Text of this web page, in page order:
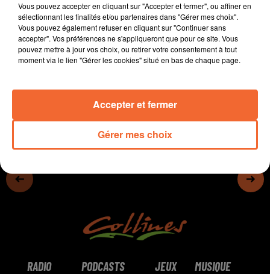
Les Chamois Niortais se sont imposés 2 à 0 hier soir à
Caen.
Victoire précieuse de Cholet Basket hier soir à Fos-sur-
Mer.
RADIO PODCASTS JEUX MUSIQUE
Vous pouvez accepter en cliquant sur "Accepter et fermer", ou affiner en
sélectionnant les finalités et/ou partenaires dans "Gérer mes choix".
Vous pouvez également refuser en cliquant sur "Continuer sans
accepter". Vos préférences ne s'appliqueront que pour ce site. Vous
pouvez mettre à jour vos choix, ou retirer votre consentement à tout
moment via le lien "Gérer les cookies" situé en bas de chaque page.
Gérer mes choix
Accepter et fermer